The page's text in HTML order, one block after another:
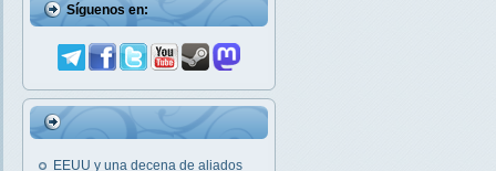
Síguenos en:
EEUU y una decena de aliados